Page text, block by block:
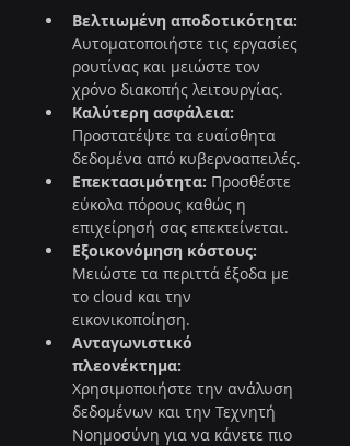
Βελτιωμένη αποδοτικότητα:
Αυτοματοποιήστε τις εργασίες
ρουτίνας και μειώστε τον
χρόνο διακοπής λειτουργίας.
Καλύτερη ασφάλεια:
Προστατέψτε τα ευαίσθητα
δεδομένα από κυβερνοαπειλές.
Επεκτασιμότητα: Προσθέστε
εύκολα πόρους καθώς η
επιχείρησή σας επεκτείνεται.
Εξοικονόμηση κόστους:
Μειώστε τα περιττά έξοδα με
το cloud και την
εικονικοποίηση.
Ανταγωνιστικό
πλεονέκτημα:
Χρησιμοποιήστε την ανάλυση
δεδομένων και την Τεχνητή
Νοημοσύνη για να κάνετε πιο